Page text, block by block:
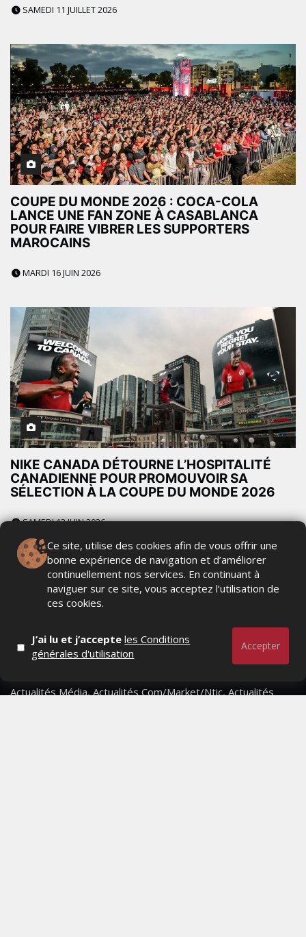
SAMEDI 11 JUILLET 2026
COUPE DU MONDE 2026 : COCA-COLA
LANCE UNE FAN ZONE À CASABLANCA
POUR FAIRE VIBRER LES SUPPORTERS
MAROCAINS
MARDI 16 JUIN 2026
NIKE CANADA DÉTOURNE L’HOSPITALITÉ
CANADIENNE POUR PROMOUVOIR SA
SÉLECTION À LA COUPE DU MONDE 2026
SAMEDI 13 JUIN 2026
Ce site, utilise des cookies afin de vous offrir une
bonne expérience de navigation et d’améliorer
continuellement nos services. En continuant à
naviguer sur ce site, vous acceptez l’utilisation de
ces cookies.
J’ai lu et j’accepteles Conditions
générales d'utilisation
Accepter
Actualités Média, Actualités Com/Market/Ntic, Actualités